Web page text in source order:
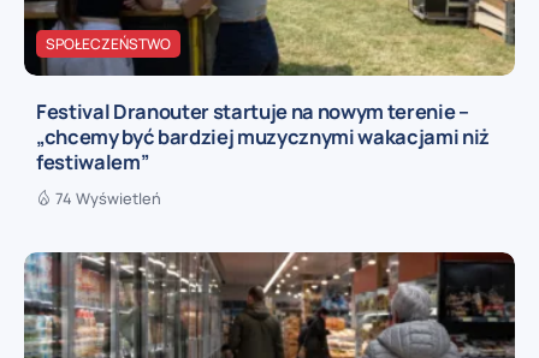
SPOŁECZEŃSTWO
Festival Dranouter startuje na nowym terenie –
„chcemy być bardziej muzycznymi wakacjami niż
festiwalem”
74 Wyświetleń